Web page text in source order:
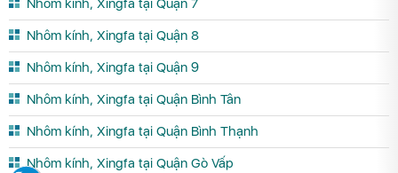
Nhôm kính, Xingfa tại Quận 7
Nhôm kính, Xingfa tại Quận 8
Nhôm kính, Xingfa tại Quận 9
Nhôm kính, Xingfa tại Quận Bình Tân
Nhôm kính, Xingfa tại Quận Bình Thạnh
Nhôm kính, Xingfa tại Quận Gò Vấp